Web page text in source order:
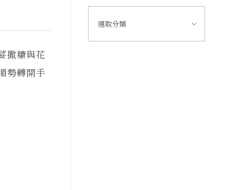
撒糖與花
勢轉開手